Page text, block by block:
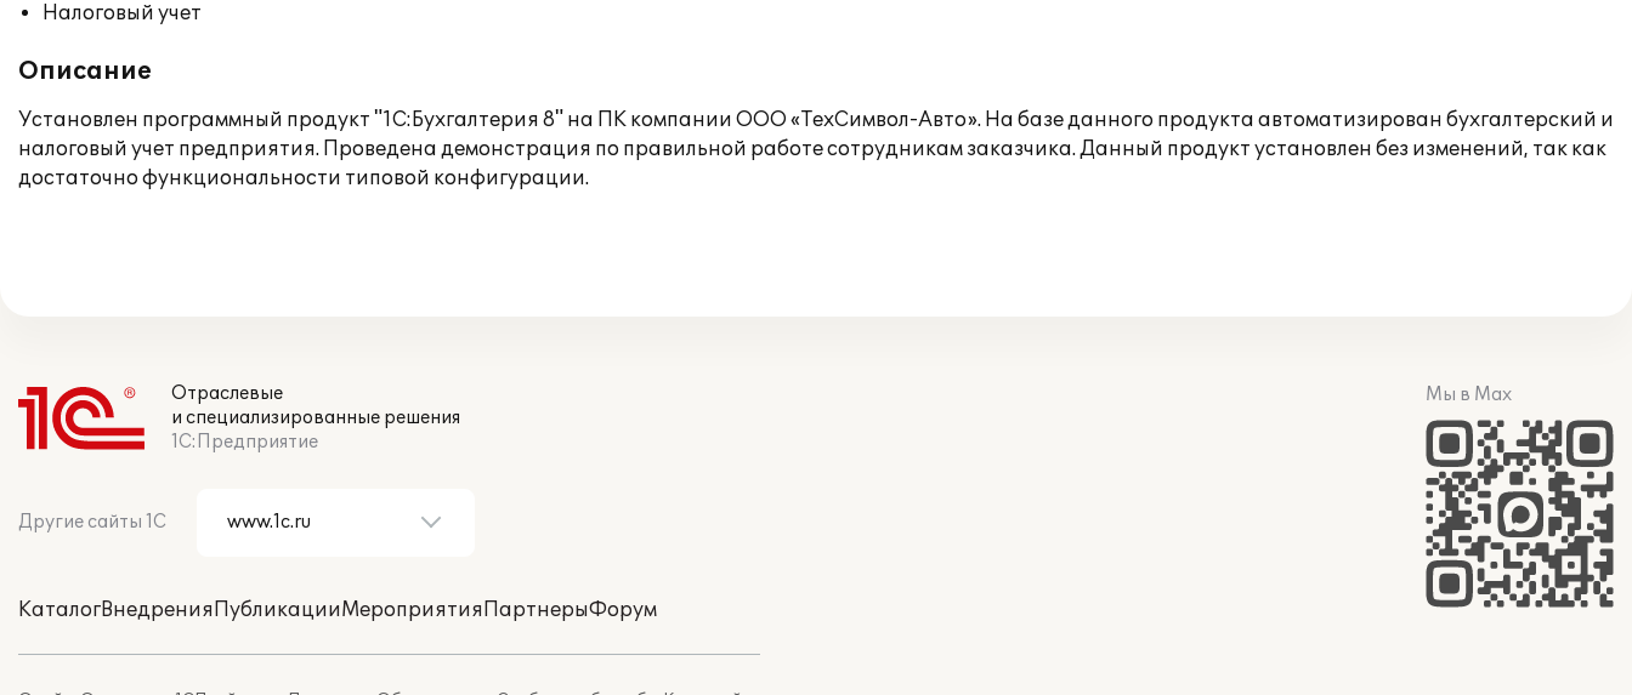
Налоговый учет
Описание
Установлен программный продукт "1С:Бухгалтерия 8" на ПК компании ООО «ТехСимвол-Авто». На базе данного продукта автоматизирован бухгалтерский и
налоговый учет предприятия. Проведена демонстрация по правильной работе сотрудникам заказчика. Данный продукт установлен без изменений, так как
достаточно функциональности типовой конфигурации.
Отраслевые
и специализированные решения
1С:Предприятие
Другие сайты 1С
КаталогВнедренияПубликацииМероприятияПартнерыФорум
Мы в Max